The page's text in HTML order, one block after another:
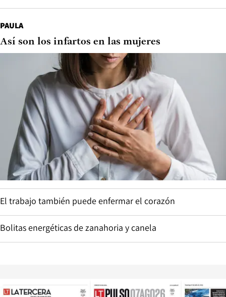
PAULA
Así son los infartos en las mujeres
El trabajo también puede enfermar el corazón
Bolitas energéticas de zanahoria y canela
Opens in new window Opens in